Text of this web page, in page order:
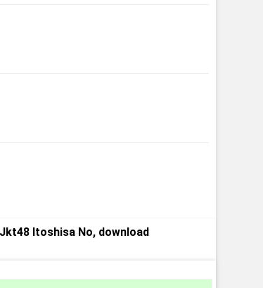
Itoshisa No, download